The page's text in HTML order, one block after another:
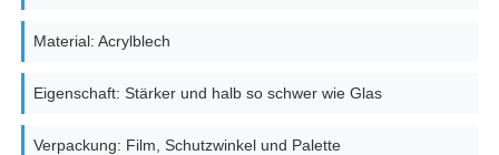
Material: Acrylblech
Eigenschaft: Stärker und halb so schwer wie Glas
Verpackung: Film, Schutzwinkel und Palette